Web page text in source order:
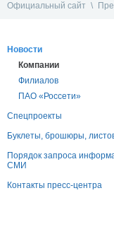
Официальный сайт \
Новости
Компании
Филиалов
ПАО «Россети»
Спецпроекты
Буклеты, брошюры,
Порядок запроса
СМИ
Контакты пресс-центра